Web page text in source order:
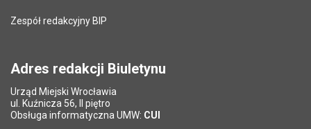
Pytanie antyspamowe
*
Pole wymagane
Zespół redakcyjny BIP
Adres redakcji Biuletynu
Urząd Miejski Wrocławia
ul. Kuźnicza 56, II piętro
Obsługa informatyczna UMW: CUI